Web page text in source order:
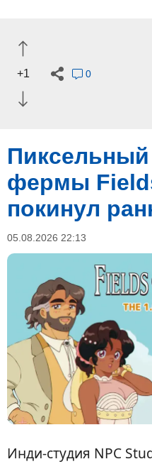
+1 0
фермы
покинул
05.08.2026 22:13
Инди-студия NPC